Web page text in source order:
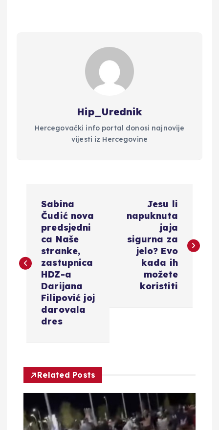
Hip_Urednik
Hercegovački info portal donosi najnovije
vijesti iz Hercegovine
i
a
Sabina
Čudić nova
predsjedni
ca Naše
stranke,
zastupnica
HDZ-a
Darijana
Filipović joj
darovala
dres
Jesu li
napuknuta
jaja
sigurna za
jelo? Evo
kada ih
možete
koristiti
Related Posts